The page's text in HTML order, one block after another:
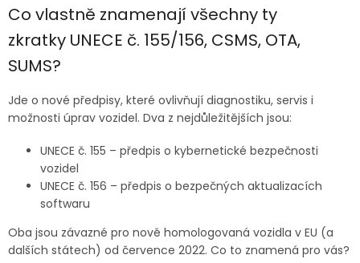
Co vlastně znamenají všechny ty
zkratky UNECE č. 155/156, CSMS, OTA,
SUMS?
Jde o nové předpisy, které ovlivňují diagnostiku, servis i
možnosti úprav vozidel. Dva z nejdůležitějších jsou:
UNECE č. 155 – předpis o kybernetické bezpečnosti
vozidel
UNECE č. 156 – předpis o bezpečných aktualizacích
softwaru
Oba jsou závazné pro nově homologovaná vozidla v EU (a
dalších státech) od července 2022. Co to znamená pro vás?